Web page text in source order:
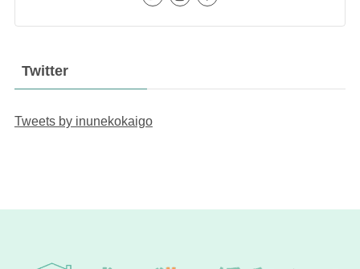
Twitter
Tweets by inunekokaigo